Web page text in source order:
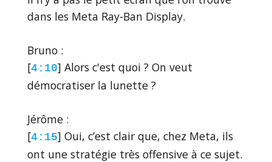
dans les Meta Ray-Ban Display.
Bruno :
[4:10] Alors c'est quoi ? On veut
démocratiser la lunette ?
Jérôme :
[4:15] Oui, c’est clair que, chez Meta, ils
ont une stratégie très offensive à ce sujet.